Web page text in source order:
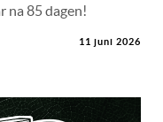
na 85 dagen!
11 juni 2026